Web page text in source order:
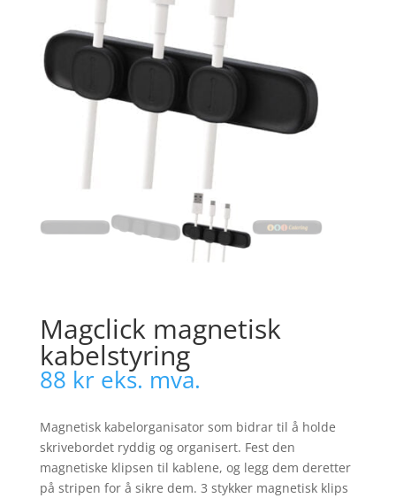
Magclick magnetisk
kabelstyring
88 kr eks. mva.
Magnetisk kabelorganisator som bidrar til å holde
skrivebordet ryddig og organisert. Fest den
magnetiske klipsen til kablene, og legg dem deretter
på stripen for å sikre dem. 3 stykker magnetisk klips